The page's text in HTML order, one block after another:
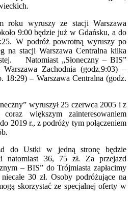
roku wyruszy ze stacji Warszawa
9:00 będzie już w Gdańsku, a do
W podróż powrotną wyruszy po
na stacji Warszawa Centralna kilka
Natomiast „Słoneczny – BIS”
Zachodnia (godz.9:03) –
18:29) – Warszawa Centralna (godz.
wyruszył 25 czerwca 2005 i z
większym zainteresowaniem
2019 r., z podróży tym połączeniem
.
do Ustki w jedną stronę będzie
natomiast 36, 75 zł. Za przejazd
– BIS” do Trójmiasta zapłacimy
30 zł. Osoby podróżujące na
skorzystać ze specjalnej oferty w